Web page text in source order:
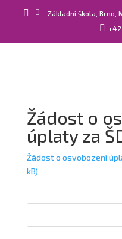
  Základní škola, Brno,

Žádost o
úplaty za
Žádost o osvobození